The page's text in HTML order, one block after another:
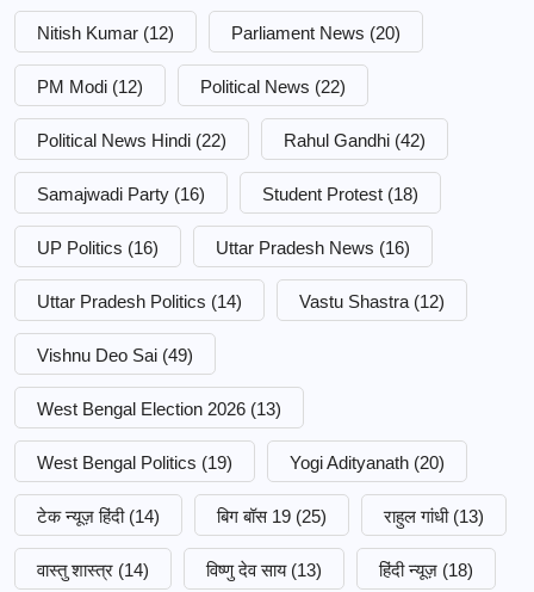
Nitish Kumar (12) Parliament News (20)
PM Modi (12) Political News (22)
Political News Hindi (22) Rahul Gandhi (42)
Samajwadi Party (16) Student Protest (18)
UP Politics (16) Uttar Pradesh News (16)
Uttar Pradesh Politics (14) Vastu Shastra (12)
Vishnu Deo Sai (49)
West Bengal Election 2026 (13)
West Bengal Politics (19) Yogi Adityanath (20)
टेक न्यूज़ हिंदी (14) बिग बॉस 19 (25) राहुल गांधी (13)
वास्तु शास्त्र (14) विष्णु देव साय (13) हिंदी न्यूज़ (18)